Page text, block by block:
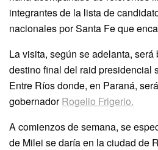
integrantes de la lista de
nacionales por Santa Fe que
La visita, según se adelanta, será
destino final del raid presidencial
Entre Ríos donde, en Paraná,
gobernadorRogelio Frigerio.
A comienzos de semana, se
de Milei se daría en la ciudad de